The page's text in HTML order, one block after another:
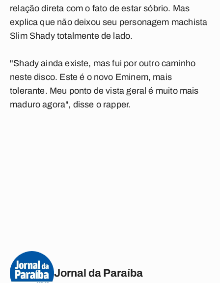
relação direta com o fato de estar sóbrio. Mas
explica que não deixou seu personagem machista
Slim Shady totalmente de lado.
"Shady ainda existe, mas fui por outro caminho
neste disco. Este é o novo Eminem, mais
tolerante. Meu ponto de vista geral é muito mais
maduro agora", disse o rapper.
Jornal da Paraíba